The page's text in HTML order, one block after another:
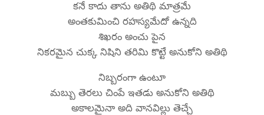
కనే కాదు తాను అతిథి మాత్రమే
అంతకుమించి రహస్యమేదో ఉన్నది
శిఖరం అంచు పైన
నికరమైన చుక్క నిషిని తరిమి కొట్టే అనుకోని అతిథి
నిబ్బరంగా ఉంటూ
మబ్బు తెరలు చింపే ఇతడు అనుకోని అతిథి
అకాలమైనా అది వానవిల్లు తెచ్చే